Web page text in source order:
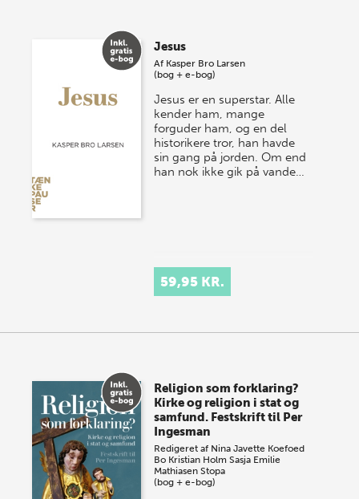
Jesus
Af Kasper Bro Larsen
(bog + e-bog)
Jesus er en superstar. Alle
kender ham, mange
forguder ham, og en del
historikere tror, han havde
sin gang på jorden. Om end
han nok ikke gik på vande…
59,95 KR.
Religion som forklaring?
Kirke og religion i stat og
samfund. Festskrift til Per
Ingesman
Redigeret af Nina Javette Koefoed
Bo Kristian Holm Sasja Emilie
Mathiasen Stopa
(bog + e-bog)